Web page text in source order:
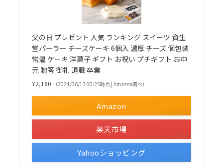
父の日 プレゼント 人気 ランキング スイーツ 資生
堂パーラー チーズケーキ 6個入 濃厚 チーズ 個包装
常温 ケーキ 洋菓子 ギフト お祝い プチギフト お中
元 贈答 御礼 退職 卒業
¥2,160 （2024/06/12 00:25時点 | Amazon調べ）
Amazon
楽天市場
Yahooショッピング